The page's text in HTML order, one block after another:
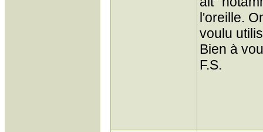
l'oreille.
voulu
Bien à
F.S.